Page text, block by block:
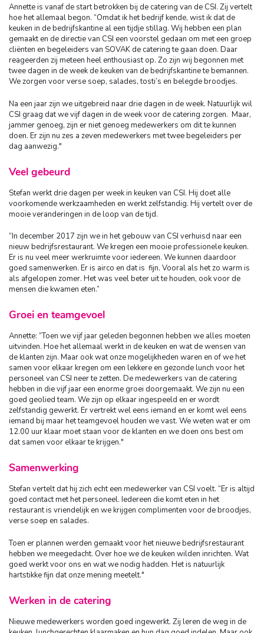
Annette is vanaf de start betrokken bij de catering van de CSI. Zij vertelt
hoe het allemaal begon. “Omdat ik het bedrijf kende, wist ik dat de
keuken in de bedrijfskantine al een tijdje stillag. Wij hebben een plan
gemaakt en de directie van CSI een voorstel gedaan om met een groep
cliënten en begeleiders van SOVAK de catering te gaan doen. Daar
reageerden zij meteen heel enthousiast op. Zo zijn wij begonnen met
twee dagen in de week de keuken van de bedrijfskantine te bemannen.
We zorgen voor verse soep, salades, tosti’s en belegde broodjes.
Na een jaar zijn we uitgebreid naar drie dagen in de week. Natuurlijk wil
CSI graag dat we vijf dagen in de week voor de catering zorgen. Maar,
jammer genoeg, zijn er niet genoeg medewerkers om dit te kunnen
doen. Er zijn nu zes a zeven medewerkers met twee begeleiders per
dag aanwezig."
Veel gebeurd
Stefan werkt drie dagen per week in keuken van CSI. Hij doet alle
voorkomende werkzaamheden en werkt zelfstandig. Hij vertelt over de
mooie veranderingen in de loop van de tijd.
“In december 2017 zijn we in het gebouw van CSI verhuisd naar een
nieuw bedrijfsrestaurant. We kregen een mooie professionele keuken.
Er is nu veel meer werkruimte voor iedereen. We kunnen daardoor
goed samenwerken. Er is airco en dat is fijn. Vooral als het zo warm is
als afgelopen zomer. Het was veel beter uit te houden, ook voor de
mensen die kwamen eten.”
Groei en teamgevoel
Annette: ”Toen we vijf jaar geleden begonnen hebben we alles moeten
uitvinden. Hoe het allemaal werkt in de keuken en wat de wensen van
de klanten zijn. Maar ook wat onze mogelijkheden waren en of we het
samen voor elkaar kregen om een lekkere en gezonde lunch voor het
personeel van CSI neer te zetten. De medewerkers van de catering
hebben in die vijf jaar een enorme groei doorgemaakt. We zijn nu een
goed geolied team. We zijn op elkaar ingespeeld en er wordt
zelfstandig gewerkt. Er vertrekt wel eens iemand en er komt wel eens
iemand bij maar het teamgevoel houden we vast. We weten wat er om
12.00 uur klaar moet staan voor de klanten en we doen ons best om
dat samen voor elkaar te krijgen."
Samenwerking
Stefan vertelt dat hij zich echt een medewerker van CSI voelt. “Er is altijd
goed contact met het personeel. Iedereen die komt eten in het
restaurant is vriendelijk en we krijgen complimenten voor de broodjes,
verse soep en salades.
Toen er plannen werden gemaakt voor het nieuwe bedrijfsrestaurant
hebben we meegedacht. Over hoe we de keuken wilden inrichten. Wat
goed werkt voor ons en wat we nodig hadden. Het is natuurlijk
hartstikke fijn dat onze mening meetelt."
Werken in de catering
Nieuwe medewerkers worden goed ingewerkt. Zij leren de weg in de